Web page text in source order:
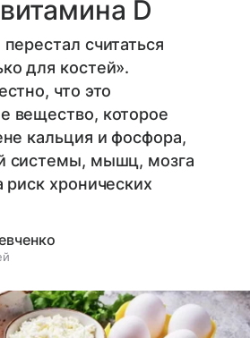
D
считаться
для костей».
что это
вещество, которое
кальция и фосфора,
системы, мышц, мозга
хронических